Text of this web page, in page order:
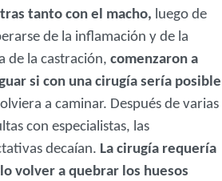
tanto con el macho, luego de
de la inflamación y de la
de la castración, comenzaron a
si con una cirugía sería posible
a caminar. Después de varias
con especialistas, las
decaían. La cirugía requería
volver a quebrar los huesos